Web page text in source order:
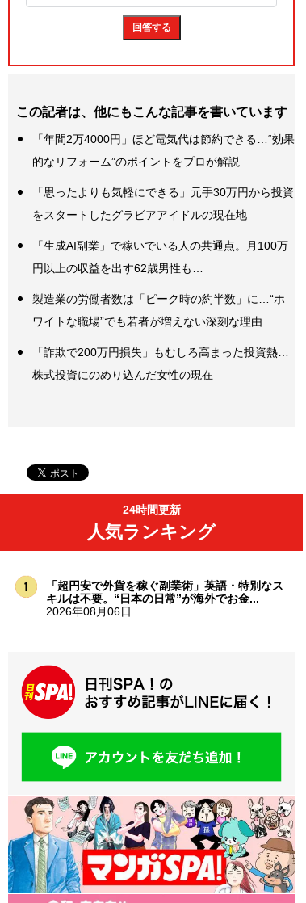
この記者は、他にもこんな記事を書いています
「年間2万4000円」ほど電気代は節約できる…“効果
的なリフォーム”のポイントをプロが解説
「思ったよりも気軽にできる」元手30万円から投資
をスタートしたグラビアアイドルの現在地
「生成AI副業」で稼いでいる人の共通点。月100万
円以上の収益を出す62歳男性も…
製造業の労働者数は「ピーク時の約半数」に…“ホ
ワイトな職場”でも若者が増えない深刻な理由
「詐欺で200万円損失」もむしろ高まった投資熱…
株式投資にのめり込んだ女性の現在
24時間更新
人気ランキング
「超円安で外貨を稼ぐ副業術」英語・特別なス
キルは不要。“日本の日常”が海外でお金...
2026年08月06日